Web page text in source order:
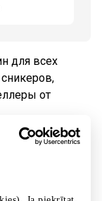
для всех
от